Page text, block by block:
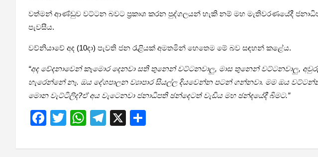
වත්මන් ආණ්ඩුව වට්ටන බවට ප්‍රකාශ කරන පුද්ගලයන් හැකි නම් මහ මැතිවරණයේදී
පැවසීය.
වව්නියාවේ අද (10දා) පැවති ජන රැළියක් අමතමින් හෙතෙම මේ බව සඳහන් කළේය.
“අද වේදනාවෙන් කෑමොර දෙනවා සති තුනෙන් වට්ටනවාලු, මාස තුනෙන් වට්ටනවාලු,
හැරෙන්නේ නෑ. ඔය දේශපාලන ව්‍යාපාර සියල්ල දියවෙන්න පටන් ගන්නවා. මම ඔය
මොන වැට්ටිලිද?ඒ අය වැටෙනවා ජනාධිපති ඡන්දෙටත් වැඩිය මහ ඡන්දයේදී බිමට.”
F
ce
T
tt
W
at
T
e
X
ar